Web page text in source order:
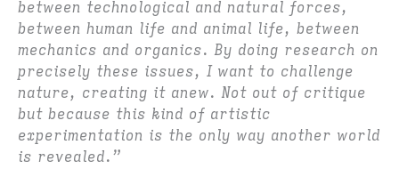
between technological and natural forces,
between human life and animal life, between
mechanics and organics. By doing research on
precisely these issues, I want to challenge
nature, creating it anew. Not out of critique
but because this kind of artistic
experimentation is the only way another world
is revealed.”